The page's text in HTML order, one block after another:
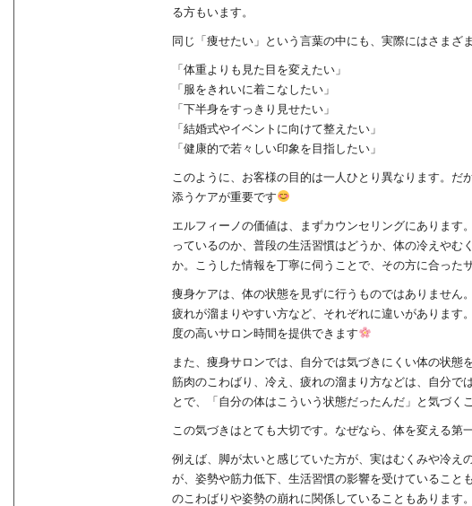
る方もいます。
同じ「痩せたい」という言葉の中にも、実際にはさまざ
「体重よりも見た目を変えたい」
「服をきれいに着こなしたい」
「下半身をすっきり見せたい」
「結婚式やイベントに向けて整えたい」
「健康的で若々しい印象を目指したい」
このように、お客様の目的は一人ひとり異なります。だ
添うケアが重要です
エルフィーノの価値は、まずカウンセリングにありま
っているのか、普段の生活習慣はどうか、体の冷えやむ
か。こうした情報を丁寧に伺うことで、その方に合った
痩身ケアは、体の状態を見ずに行うものではありません
疲れが溜まりやすい方など、それぞれに違いがあります
度の高いサロン時間を提供できます
また、痩身サロンでは、自分では気づきにくい体の状態
筋肉のこわばり、冷え、疲れの溜まり方などは、自分で
とで、「自分の体はこういう状態だったんだ」と気づく
この気づきはとても大切です。なぜなら、体を変える第
例えば、脚が太いと感じていた方が、実はむくみや冷
が、姿勢や筋力低下、生活習慣の影響を受けていること
のこわばりや姿勢の崩れに関係していることもあります。